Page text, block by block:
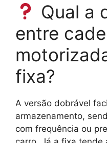
Qual a
entre
fixa?
A versão dobrável
armazenamento,
com frequência ou